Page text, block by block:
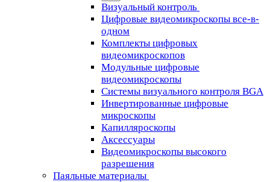
Визуальный контроль
Цифровые видеомикроскопы все-в-
одном
Комплекты цифровых
видеомикроскопов
Модульные цифровые
видеомикроскопы
Cистемы визуального контроля BGA
Инвертированные цифровые
микроскопы
Капилляроскопы
Аксессуары
Видеомикроскопы высокого
разрешения
Паяльные материалы